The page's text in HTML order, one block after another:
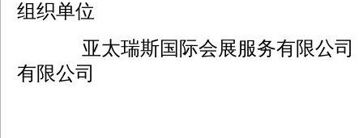
组织单位
亚太瑞斯国际会展服务有限公
有限公司